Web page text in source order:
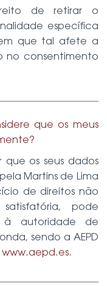
de retirar o
específica
que tal afete a
no consentimento
que os meus
que os seus dados
Martins de Lima
de direitos não
pode
à autoridade de
sendo a AEPD
www.aepd.es.